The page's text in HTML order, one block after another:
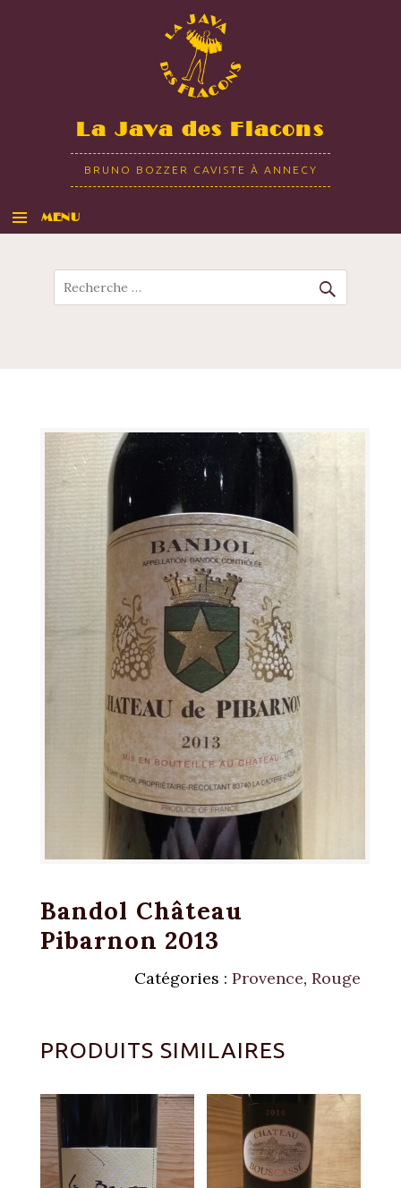
La Java des Flacons
BRUNO BOZZER CAVISTE À ANNECY
MENU
Recherche
Bandol Château
Pibarnon 2013
Catégories : Provence, Rouge
PRODUITS SIMILAIRES